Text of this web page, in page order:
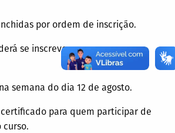
por ordem de inscrição.
se inscrever para apenas um
semana do dia 12 de agosto.
para quem participar de
curso.